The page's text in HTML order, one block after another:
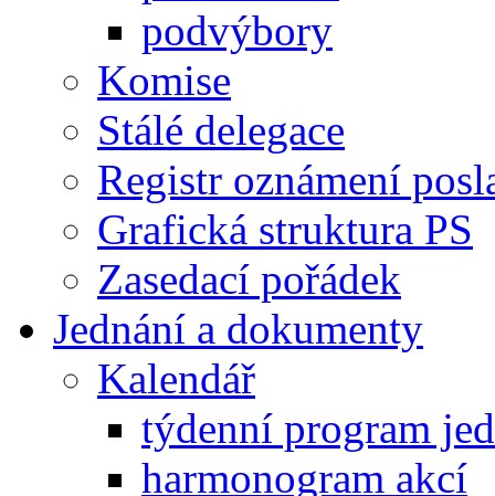
podvýbory
Komise
Stálé delegace
Registr oznámení
Grafická struktura PS
Zasedací pořádek
Jednání a dokumenty
Kalendář
týdenní program
harmonogram akcí